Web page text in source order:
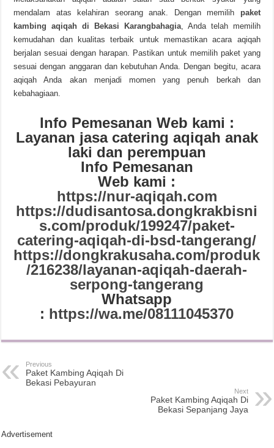
mendalam atas kelahiran seorang anak. Dengan memilih paket
kambing aqiqah di Bekasi Karangbahagia, Anda telah memilih
kemudahan dan kualitas terbaik untuk memastikan acara aqiqah
berjalan sesuai dengan harapan. Pastikan untuk memilih paket yang
sesuai dengan anggaran dan kebutuhan Anda. Dengan begitu, acara
aqiqah Anda akan menjadi momen yang penuh berkah dan
kebahagiaan.
Info Pemesanan Web kami :
Layanan jasa catering aqiqah anak
laki dan perempuan
Info Pemesanan
Web kami :
https://nur-aqiqah.com
https://dudisantosa.dongkrakbisni
s.com/produk/199247/paket-
catering-aqiqah-di-bsd-tangerang/
https://dongkrakusaha.com/produk
/216238/layanan-aqiqah-daerah-
serpong-tangerang
Whatsapp
: https://wa.me/08111045370
Previous
Paket Kambing Aqiqah Di
Bekasi Pebayuran
Next
Paket Kambing Aqiqah Di
Bekasi Sepanjang Jaya
Advertisement